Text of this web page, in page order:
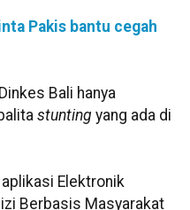
Pakis bantu cegah
Bali hanya
stunting yang ada di
Elektronik
Berbasis Masyarakat